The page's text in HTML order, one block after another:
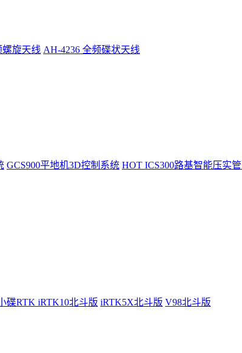
螺旋天线 AH-4236 全频碟状天线
GCS900平地机3D控制系统 HOT ICS300路基智能压实
碟RTK iRTK10北斗版 iRTK5X北斗版 V98北斗版